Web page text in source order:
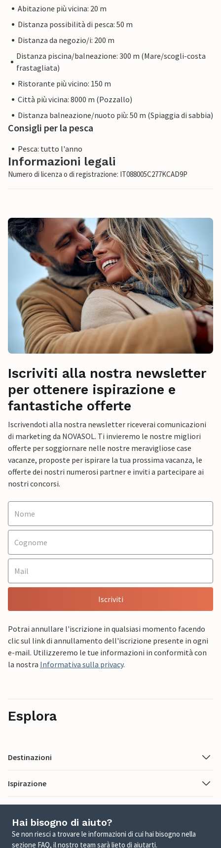
Abitazione più vicina: 20 m
Distanza possibilità di pesca: 50 m
Distanza da negozio/i: 200 m
Distanza piscina/balneazione: 300 m (Mare/scogli-costa
frastagliata)
Ristorante più vicino: 150 m
Città più vicina: 8000 m (Pozzallo)
Distanza balneazione/nuoto più: 50 m (Spiaggia di sabbia)
Consigli per la pesca
Pesca: tutto l'anno
Informazioni legali
Numero di licenza o di registrazione: IT088005C277KCAD9P
Iscriviti alla nostra newsletter
per ottenere ispirazione e
fantastiche offerte
Iscrivendoti alla nostra newsletter riceverai comunicazioni
di marketing da NOVASOL. Ti invieremo le nostre migliori
offerte per soggiornare nelle nostre meravigliose case
vacanze, proposte per ispirare la tua prossima vacanza, le
offerte dei nostri numerosi partner e inviti a partecipare ai
nostri concorsi.
Iscriviti
Potrai annullare l'iscrizione in qualsiasi momento facendo
clic sul link di annullamento dell'iscrizione presente in ogni
e-mail. Utilizzeremo le tue informazioni in conformità con
la nostra Informativa sulla privacy.
Esplora
Destinazioni
Ispirazione
Hai bisogno di aiuto?
Se non riesci a trovare le informazioni di cui hai bisogno nella
sezione FAQ, il nostro team sarà lieto di aiutarti.